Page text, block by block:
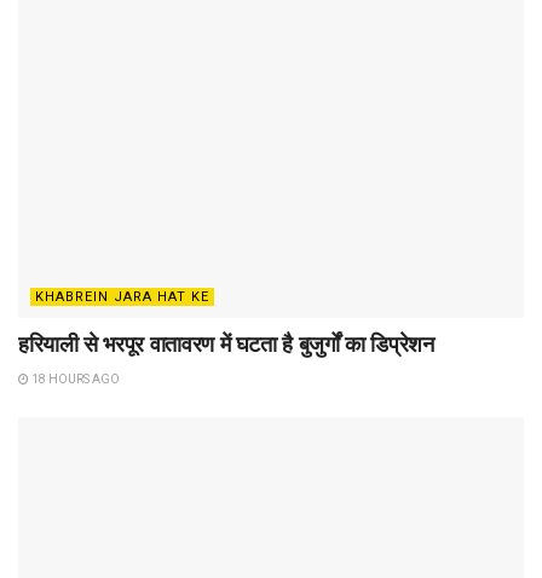
KHABREIN JARA HAT KE
हरियाली से भरपूर वातावरण में घटता है बुजुर्गों का डिप्रेशन
18 HOURS AGO